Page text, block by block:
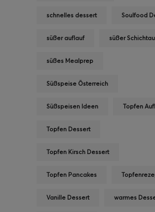
schnelles dessert Soulfood
süßer auflauf süßer
süßes Mealprep
Süßspeise Österreich
Süßspeisen Ideen Topfen
Topfen Dessert
Topfen Kirsch Dessert
Topfen Pancakes
Vanille Dessert warmes